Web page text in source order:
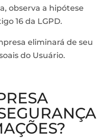
observa a hipótese
16 da LGPD.
eliminará de seu
do Usuário.